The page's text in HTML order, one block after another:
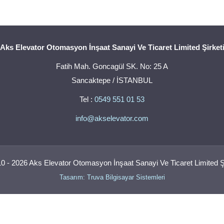
Aks Elevator Otomasyon İnşaat Sanayi Ve Ticaret Limited Şirketi
Fatih Mah. Goncagül SK. No: 25 A
Sancaktepe / İSTANBUL
Tel : 0549 551 01 53
info@akselevator.com
- 2026 Aks Elevator Otomasyon İnşaat Sanayi Ve Ticaret Limited
Tasarım: Truva Bilgisayar Sistemleri